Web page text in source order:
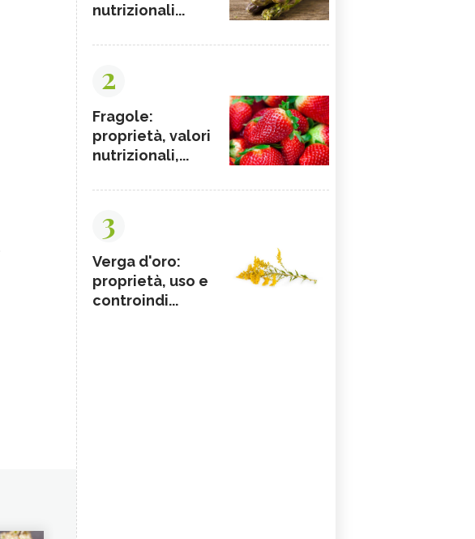
nutrizionali...
2
Fragole:
proprietà, valori
nutrizionali,...
3
Verga d'oro:
proprietà, uso e
controindi...